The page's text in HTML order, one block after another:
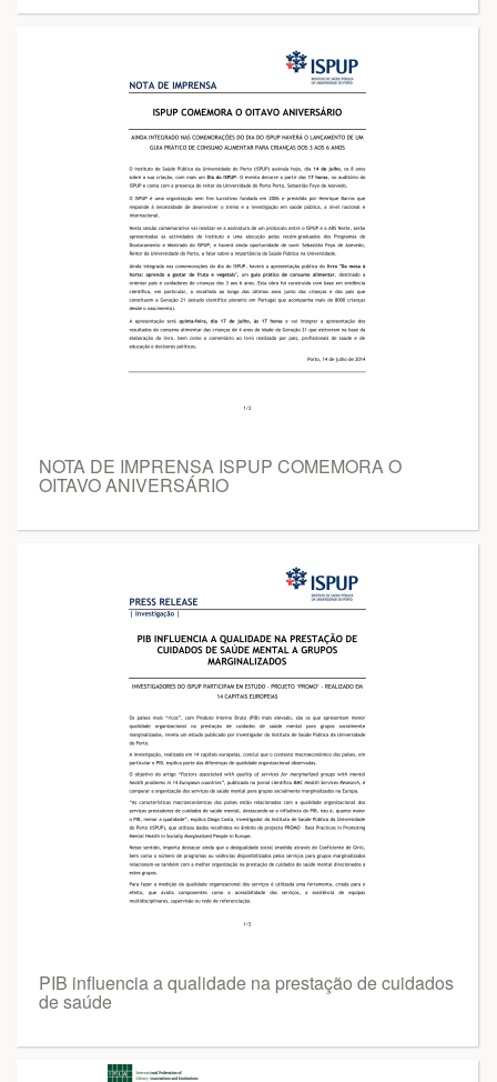
NOTA DE IMPRENSA ISPUP COMEMORA O
OITAVO ANIVERSÁRIO
PIB influencia a qualidade na prestação de cuidados
de saúde